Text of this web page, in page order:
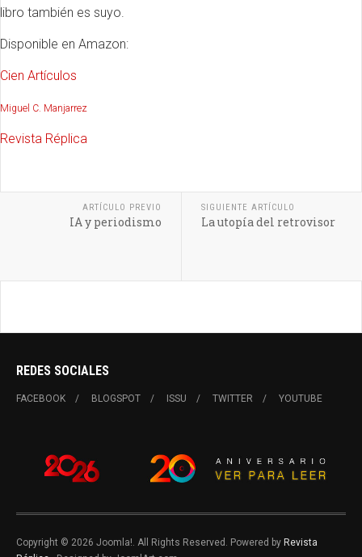
libro también es suyo.
Disponible en Amazon:
Cien Artículos
Miguel C. Manjarrez
Revista Réplica
ARTÍCULO PREVIO
IA y periodismo
SIGUIENTE ARTÍCULO
La utopía del retrovisor
REDES SOCIALES
FACEBOOK BLOGSPOT ISSU TWITTER YOUTUBE
Copyright © 2026 Joomla!. All Rights Reserved. Powered by Revista